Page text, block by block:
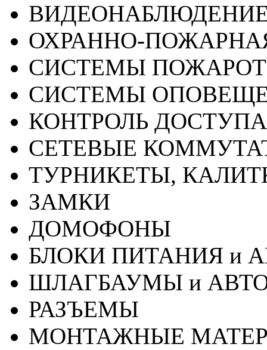
ОХРАННО-
СИСТЕМЫ
СИСТЕМЫ
КОНТРОЛЬ ДОСТУПА
СЕТЕВЫЕ
ТУРНИКЕТЫ,
ЗАМКИ
ДОМОФОНЫ
БЛОКИ ПИТАНИЯ и
ШЛАГБАУМЫ и
РАЗЪЕМЫ
МОНТАЖНЫЕ